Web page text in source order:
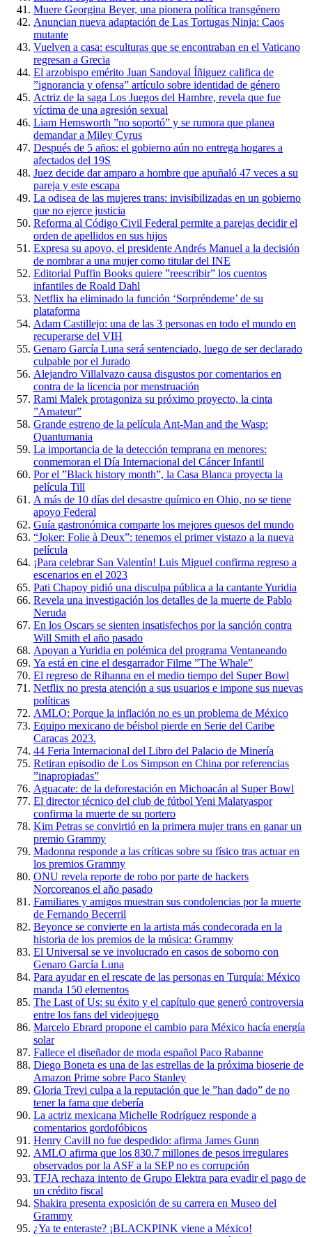
Muere Georgina Beyer, una pionera política transgénero
Anuncian nueva adaptación de Las Tortugas Ninja: Caos
mutante
Vuelven a casa: esculturas que se encontraban en el Vaticano
regresan a Grecia
El arzobispo emérito Juan Sandoval Íñiguez califica de
”ignorancia y ofensa” artículo sobre identidad de género
Actriz de la saga Los Juegos del Hambre, revela que fue
víctima de una agresión sexual
Liam Hemsworth ”no soportó” y se rumora que planea
demandar a Miley Cyrus
Después de 5 años: el gobierno aún no entrega hogares a
afectados del 19S
Juez decide dar amparo a hombre que apuñaló 47 veces a su
pareja y este escapa
La odisea de las mujeres trans: invisibilizadas en un gobierno
que no ejerce justicia
Reforma al Código Civil Federal permite a parejas decidir el
orden de apellidos en sus hijos
Expresa su apoyo, el presidente Andrés Manuel a la decisión
de nombrar a una mujer como titular del INE
Editorial Puffin Books quiere ”reescribir” los cuentos
infantiles de Roald Dahl
Netflix ha eliminado la función ‘Sorpréndeme’ de su
plataforma
Adam Castillejo: una de las 3 personas en todo el mundo en
recuperarse del VIH
Genaro García Luna será sentenciado, luego de ser declarado
culpable por el Jurado
Alejandro Villalvazo causa disgustos por comentarios en
contra de la licencia por menstruación
Rami Malek protagoniza su próximo proyecto, la cinta
”Amateur”
Grande estreno de la película Ant-Man and the Wasp:
Quantumania
La importancia de la detección temprana en menores:
conmemoran el Día Internacional del Cáncer Infantil
Por el ”Black history month”, la Casa Blanca proyecta la
película Till
A más de 10 días del desastre químico en Ohio, no se tiene
apoyo Federal
Guía gastronómica comparte los mejores quesos del mundo
“Joker: Folie à Deux”: tenemos el primer vistazo a la nueva
película
¡Para celebrar San Valentín! Luis Miguel confirma regreso a
escenarios en el 2023
Pati Chapoy pidió una disculpa pública a la cantante Yuridia
Revela una investigación los detalles de la muerte de Pablo
Neruda
En los Oscars se sienten insatisfechos por la sanción contra
Will Smith el año pasado
Apoyan a Yuridia en polémica del programa Ventaneando
Ya está en cine el desgarrador Filme ”The Whale”
El regreso de Rihanna en el medio tiempo del Super Bowl
Netflix no presta atención a sus usuarios e impone sus nuevas
políticas
AMLO: Porque la inflación no es un problema de México
Equipo mexicano de béisbol pierde en Serie del Caribe
Caracas 2023.
44 Feria Internacional del Libro del Palacio de Minería
Retiran episodio de Los Simpson en China por referencias
”inapropiadas”
Aguacate: de la deforestación en Michoacán al Super Bowl
El director técnico del club de fútbol Yeni Malatyaspor
confirma la muerte de su portero
Kim Petras se convirtió en la primera mujer trans en ganar un
premio Grammy
Madonna responde a las críticas sobre su físico tras actuar en
los premios Grammy
ONU revela reporte de robo por parte de hackers
Norcoreanos el año pasado
Familiares y amigos muestran sus condolencias por la muerte
de Fernando Becerril
Beyonce se convierte en la artista más condecorada en la
historia de los premios de la música: Grammy
El Universal se ve involucrado en casos de soborno con
Genaro García Luna
Para ayudar en el rescate de las personas en Turquía: México
manda 150 elementos
The Last of Us: su éxito y el capítulo que generó controversia
entre los fans del videojuego
Marcelo Ebrard propone el cambio para México hacía energía
solar
Fallece el diseñador de moda español Paco Rabanne
Diego Boneta es una de las estrellas de la próxima bioserie de
Amazon Prime sobre Paco Stanley
Gloria Trevi culpa a la reputación que le ”han dado” de no
tener la fama que debería
La actriz mexicana Michelle Rodríguez responde a
comentarios gordofóbicos
Henry Cavill no fue despedido: afirma James Gunn
AMLO afirma que los 830.7 millones de pesos irregulares
observados por la ASF a la SEP no es corrupción
TFJA rechaza intento de Grupo Elektra para evadir el pago de
un crédito fiscal
Shakira presenta exposición de su carrera en Museo del
Grammy
¿Ya te enteraste? ¡BLACKPINK viene a México!